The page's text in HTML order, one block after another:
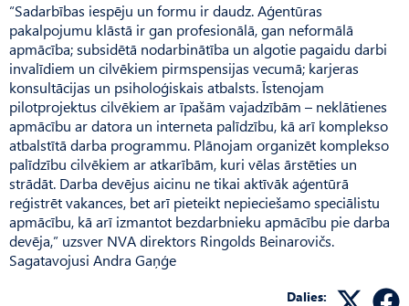
“Sadarbības iespēju un formu ir daudz. Aģentūras
pakalpojumu klāstā ir gan profesionālā, gan neformālā
apmācība; subsidētā nodarbinātība un algotie pagaidu darbi
invalīdiem un cilvēkiem pirmspensijas vecumā; karjeras
konsultācijas un psiholoģiskais atbalsts. Īstenojam
pilotprojektus cilvēkiem ar īpašām vajadzībām – neklātienes
apmācību ar datora un interneta palīdzību, kā arī komplekso
atbalstītā darba programmu. Plānojam organizēt komplekso
palīdzību cilvēkiem ar atkarībām, kuri vēlas ārstēties un
strādāt. Darba devējus aicinu ne tikai aktīvāk aģentūrā
reģistrēt vakances, bet arī pieteikt nepieciešamo speciālistu
apmācību, kā arī izmantot bezdarbnieku apmācību pie darba
devēja,” uzsver NVA direktors Ringolds Beinarovičs.
Sagatavojusi Andra Gaņģe
Dalies: